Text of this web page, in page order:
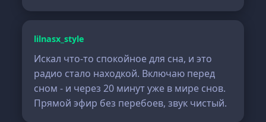
lilnasx_style
Искал что-то спокойное для сна, и это
радио стало находкой. Включаю перед
сном - и через 20 минут уже в мире снов.
Прямой эфир без перебоев, звук чистый.